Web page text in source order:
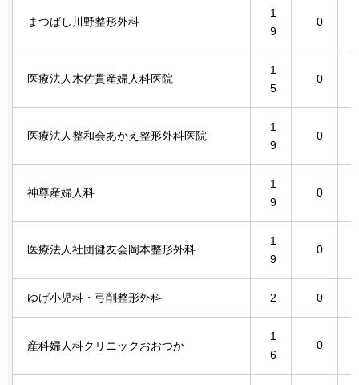
まつばし川野整形外科
1
9
0
医療法人木佐貫産婦人科医院
1
5
0
医療法人整和会あかえ整形外科医院
1
9
0
神尊産婦人科
1
9
0
医療法人社団健友会岡本整形外科
1
9
0
ゆげ小児科・弓削整形外科 2 0
産科婦人科クリニックおおつか
1
6
0